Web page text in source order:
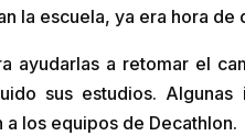
la escuela, ya era hora de
ayudarlas a retomar el
sus estudios. Algunas
los equipos de Decathlon.